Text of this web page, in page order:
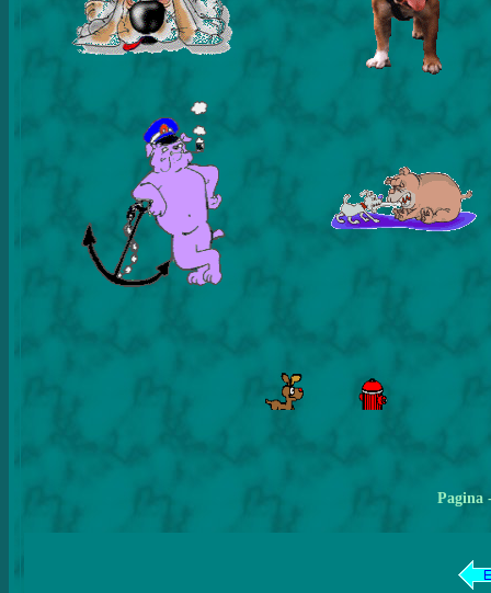
Pagina